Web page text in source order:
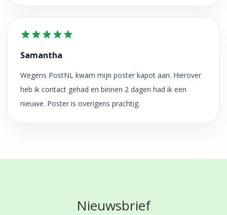
Samantha
Wegens PostNL kwam mijn poster kapot aan. Hierover
heb ik contact gehad en binnen 2 dagen had ik een
nieuwe. Poster is overigens prachtig.
Nieuwsbrief